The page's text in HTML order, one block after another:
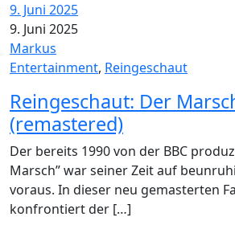
9. Juni 2025
9. Juni 2025
Markus
Entertainment, Reingeschaut
Reingeschaut: Der
(remastered)
Der bereits 1990 von der BBC
Marsch” war seiner Zeit auf
voraus. In dieser neu gemasterten
konfrontiert der […]